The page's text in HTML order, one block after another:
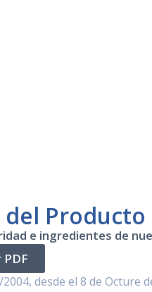
Producto
e ingredientes de
PDF
desde el 8 de Octure